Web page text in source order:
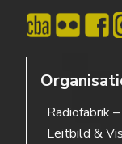
Radiofabrik
Leitbild &